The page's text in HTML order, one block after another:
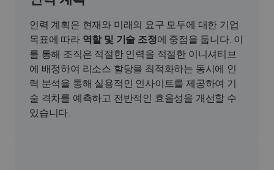
인력 계획은 현재와 미래의 요구 모두에 대한 기업
목표에 따라 역할 및 기술 조정에 중점을 둡니다. 이
를 통해 조직은 적절한 인력을 적절한 이니셔티브
에 배정하여 리소스 할당을 최적화하는 동시에 인
력 분석을 통해 실용적인 인사이트를 제공하여 기
술 격차를 예측하고 전반적인 효율성을 개선할 수
있습니다.